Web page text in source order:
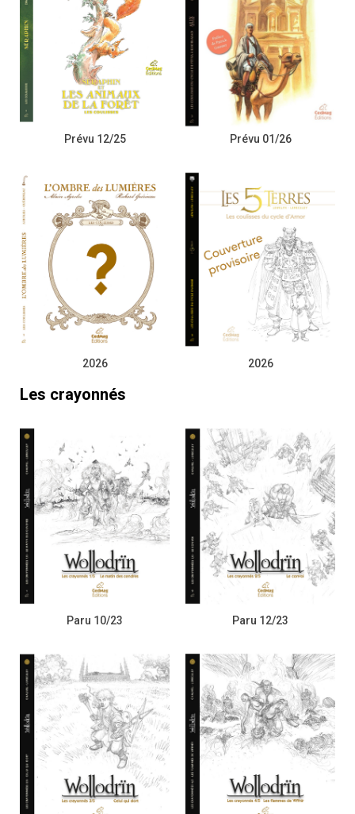
Prévu 12/25 Prévu 01/26
2026 2026
Les crayonnés
Paru 10/23 Paru 12/23